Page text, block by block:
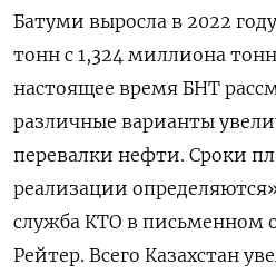
Батуми выросла в 2022
тонн с 1,324 миллиона
настоящее время БНТ
различные варианты
перевалки нефти. Сроки
реализации
служба КТО в письменном
Рейтер. Всего Казахстан